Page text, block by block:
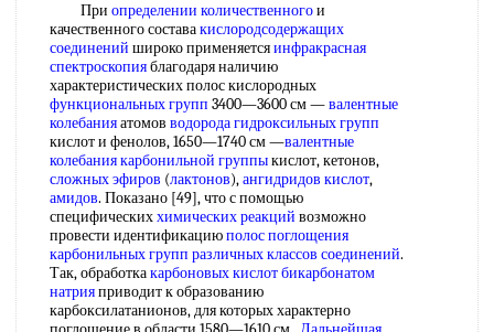
При определении количественногои
качественного составакислородсодержащих
соединений широко применяетсяинфракрасная
спектроскопияблагодаря наличию
характеристических полос кислородных
функциональных групп 3400—3600 см —валентные
колебанияатомов водородагидроксильных групп
кислот и фенолов, 1650—1740 см —валентные
колебания карбонильной группыкислот, кетонов,
сложных эфиров (лактонов),ангидридов кислот,
амидов. Показано [49], что с помощью
специфическиххимических реакций возможно
провести идентификациюполос поглощения
карбонильных групп различных классов соединений.
Так, обработкакарбоновых кислотбикарбонатом
натрияприводит к образованию
карбоксилатанионов, для которых характерно